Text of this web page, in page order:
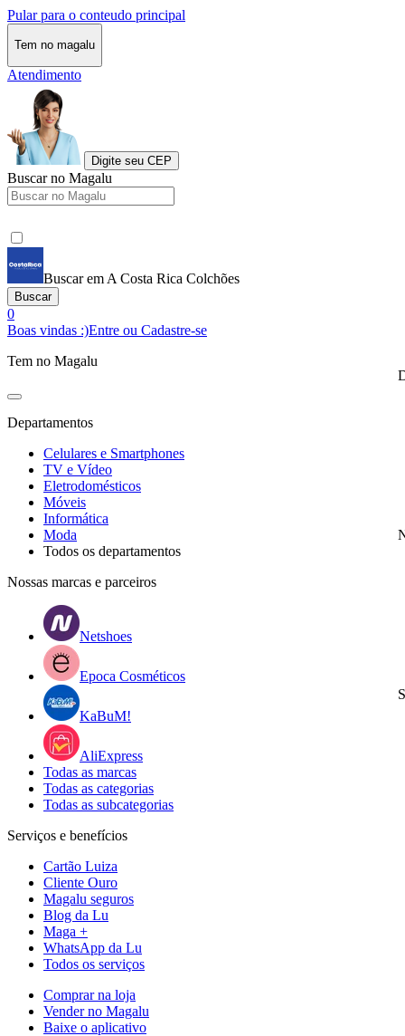
Pular para o conteudo principal
Tem no magalu
Atendimento
Digite seu CEP
Buscar no Magalu
Buscar em A Costa Rica Colchões
Buscar
0
Boas vindas :)Entre ou Cadastre-se
Tem no Magalu
Departamentos
Celulares e Smartphones
TV e Vídeo
Eletrodomésticos
Móveis
Informática
Moda
Todos os departamentos
Nossas marcas e parceiros
Netshoes
Epoca Cosméticos
KaBuM!
AliExpress
Todas as marcas
Todas as categorias
Todas as subcategorias
Serviços e benefícios
Cartão Luiza
Cliente Ouro
Magalu seguros
Blog da Lu
Maga +
WhatsApp da Lu
Todos os serviços
Comprar na loja
Vender no Magalu
Baixe o aplicativo